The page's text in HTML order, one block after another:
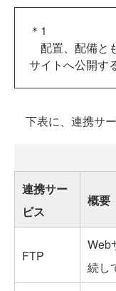
＊1
配置、配備と
サイトへ公開す
下表に、連携サ
連携サー
ビス
概要
FTP
Web
続し